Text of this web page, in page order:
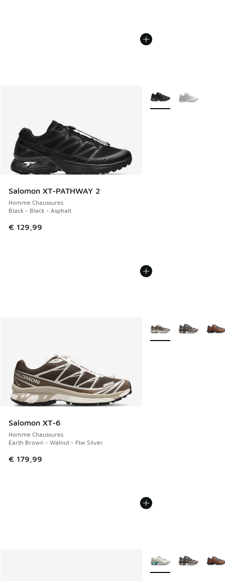
Salomon XT-PATHWAY 2
Homme Chaussures
Black - Black - Asphalt
€ 129,99
Plus de couleurs
Salomon XT-6
Homme Chaussures
Earth Brown - Walnut - Ftw Silver
€ 179,99
Plus de couleurs
Plus de couleurs